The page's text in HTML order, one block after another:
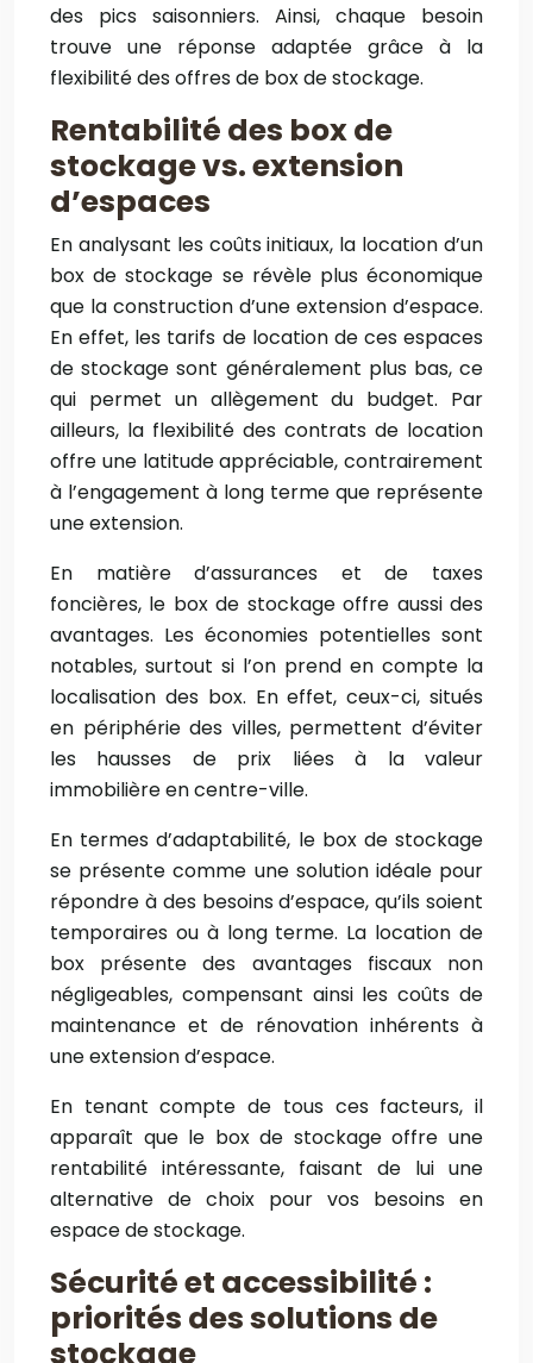
des pics saisonniers. Ainsi, chaque besoin
trouve une réponse adaptée grâce à la
flexibilité des offres de box de stockage.
Rentabilité des box de
stockage vs. extension
d’espaces
En analysant les coûts initiaux, la location d’un
box de stockage se révèle plus économique
que la construction d’une extension d’espace.
En effet, les tarifs de location de ces espaces
de stockage sont généralement plus bas, ce
qui permet un allègement du budget. Par
ailleurs, la flexibilité des contrats de location
offre une latitude appréciable, contrairement
à l’engagement à long terme que représente
une extension.
En matière d’assurances et de taxes
foncières, le box de stockage offre aussi des
avantages. Les économies potentielles sont
notables, surtout si l’on prend en compte la
localisation des box. En effet, ceux-ci, situés
en périphérie des villes, permettent d’éviter
les hausses de prix liées à la valeur
immobilière en centre-ville.
En termes d’adaptabilité, le box de stockage
se présente comme une solution idéale pour
répondre à des besoins d’espace, qu’ils soient
temporaires ou à long terme. La location de
box présente des avantages fiscaux non
négligeables, compensant ainsi les coûts de
maintenance et de rénovation inhérents à
une extension d’espace.
En tenant compte de tous ces facteurs, il
apparaît que le box de stockage offre une
rentabilité intéressante, faisant de lui une
alternative de choix pour vos besoins en
espace de stockage.
Sécurité et accessibilité :
priorités des solutions de
stockage